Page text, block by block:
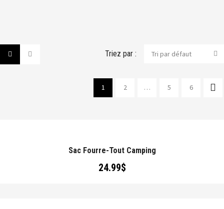
Triez par : Tri par défaut
1 2 … 5 6
Sac Fourre-Tout Camping
24.99$